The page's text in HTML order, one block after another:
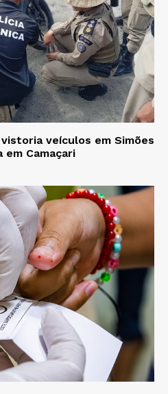
veículos em Simões
Camaçari